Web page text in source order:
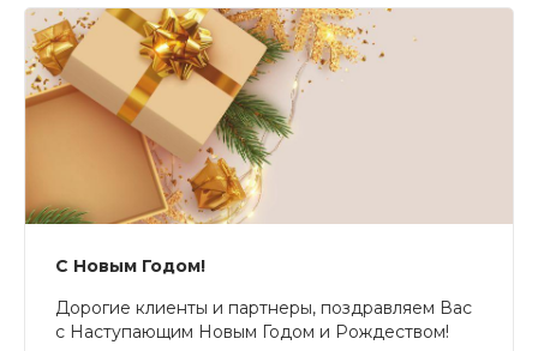
С Новым Годом!
Дорогие клиенты и партнеры, поздравляем Вас
с Наступающим Новым Годом и Рождеством!